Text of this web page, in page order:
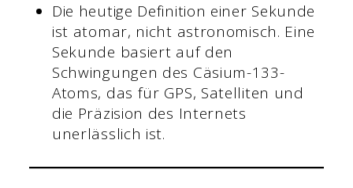
Die heutige Definition einer Sekunde
ist atomar, nicht astronomisch. Eine
Sekunde basiert auf den
Schwingungen des Cäsium-133-
Atoms, das für GPS, Satelliten und
die Präzision des Internets
unerlässlich ist.